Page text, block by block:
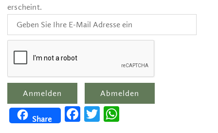
erscheint.
Share
FacebookTwitter